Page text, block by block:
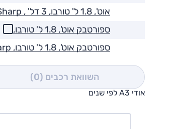
אוט', 1.8 ל' טורבו, 3 דל' , Sharp
ספורטבק אוט', 1.8 ל' טורבו,
ספורטבק אוט', 1.8 ל' טורבו, Sharp
השוואת רכבים (0)
אודי A3 לפי שנים